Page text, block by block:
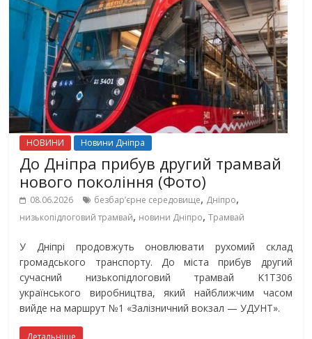
НОВИНИ Новини Дніпра
До Дніпра прибув другий трамвай
нового покоління (Фото)
08.06.2026 безбар’єрне середовище, Дніпро,
низькопідлоговий трамвай, новини Дніпро,Трамвай
У Дніпрі продовжуть оновлювати рухомий склад
громадського транспорту. До міста прибув другий
сучасний низькопідлоговий трамвай K1T306
українського виробництва, який найближчим часом
вийде на маршрут №1 «Залізничний вокзал — УДУНТ».
Детальніше